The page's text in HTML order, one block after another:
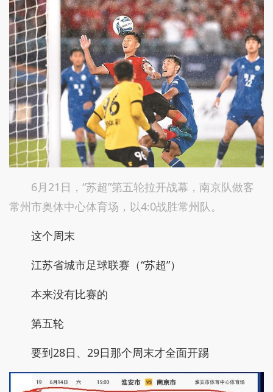
6月21日，“苏超”第五轮拉开战幕，南京队做客
常州市奥体中心体育场，以4∶0战胜常州队。
这个周末
江苏省城市足球联赛（“苏超”）
本来没有比赛的
第五轮
要到28日、29日那个周末才全面开踢